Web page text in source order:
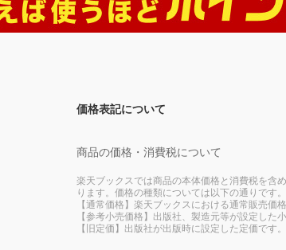
価格表記について
商品の価格・消費税について
楽天ブックスでは商品の本体価格と消費税を含
ります。価格の種類については以下の通りです。
【通常価格】楽天ブックスにおける通常販売価格
【参考小売価格】出版社、製造元等が設定した
【旧定価】出版社が出版時に設定した定価です。